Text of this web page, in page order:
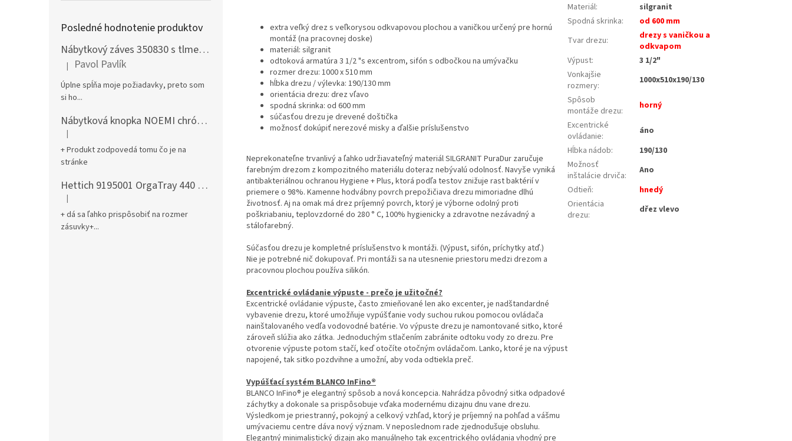
Posledné hodnotenie produktov
Nábytkový záves 350830 s tlmením naložený + podložka H0 na vrut
Hodnotenie produktu je 5 z 5 hviezdičiek.
| Pavol Pavlík
Úplne spĺňa moje požiadavky, preto som
si ho...
Nábytková knopka NOEMI chróm satén
Hodnotenie produktu je 5 z 5 hviezdičiek.
|
+ Produkt zodpovedá tomu čo je na
stránke
Hettich 9195001 OrgaTray 440 701-800/441-520 mm antracit
Hodnotenie produktu je 5 z 5 hviezdičiek.
|
+ dá sa ľahko prispôsobiť na rozmer
zásuvky+...
extra veľký drez s veľkorysou odkvapovou plochou a vaničkou určený pre hornú
montáž (na pracovnej doske)
materiál: silgranit
odtoková armatúra 3 1/2 "s excentrom, sifón s odbočkou na umývačku
rozmer drezu: 1000 x 510 mm
hĺbka drezu / výlevka: 190/130 mm
orientácia drezu: drez vľavo
spodná skrinka: od 600 mm
súčasťou drezu je drevené doštička
možnosť dokúpiť nerezové misky a ďalšie príslušenstvo
Neprekonateľne trvanlivý a ľahko udržiavateľný materiál SILGRANIT PuraDur zaručuje
farebným drezom z kompozitného materiálu doteraz nebývalú odolnosť. Navyše vyniká
antibakteriálnou ochranou Hygiene + Plus, ktorá podľa testov znižuje rast baktérií v
priemere o 98%. Kamenne hodvábny povrch prepožičiava drezu mimoriadne dlhú
životnosť. Aj na omak má drez príjemný povrch, ktorý je výborne odolný proti
poškriabaniu, teplovzdorné do 280 ° C, 100% hygienicky a zdravotne nezávadný a
stálofarebný.
Súčasťou drezu je kompletné príslušenstvo k montáži. (Výpust, sifón, príchytky atď.)
Nie je potrebné nič dokupovať. Pri montáži sa na utesnenie priestoru medzi drezom a
pracovnou plochou používa silikón.
Excentrické ovládanie výpuste - prečo je užitočné?
Excentrické ovládanie výpuste, často zmieňované len ako excenter, je nadštandardné
vybavenie drezu, ktoré umožňuje vypúšťanie vody suchou rukou pomocou ovládača
nainštalovaného vedľa vodovodné batérie. Vo výpuste drezu je namontované sitko, ktoré
zároveň slúžia ako zátka. Jednoduchým stlačením zabránite odtoku vody zo drezu. Pre
otvorenie výpuste potom stačí, keď otočíte otočným ovládačom. Lanko, ktoré je na výpust
napojené, tak sitko pozdvihne a umožní, aby voda odtiekla preč.
Vypúšťací systém BLANCO InFino®
BLANCO InFino® je elegantný spôsob a nová koncepcia. Nahrádza pôvodný sitka odpadové
záchytky a dokonale sa prispôsobuje vďaka modernému dizajnu dnu vane drezu.
Výsledkom je priestranný, pokojný a celkový vzhľad, ktorý je príjemný na pohľad a vášmu
umývaciemu centre dáva nový význam. V neposlednom rade zjednodušuje obsluhu.
Elegantný minimalistický dizajn ako manuálneho tak excentrického ovládania vhodný pre
Materiál:
silgranit
Spodná skrinka:
od 600 mm
Tvar drezu:
drezy s vaničkou a
odkvapom
Výpust:
3 1/2"
Vonkajšie
rozmery:
1000x510x190/130
Spôsob
montáže drezu:
horný
Excentrické
ovládanie:
áno
Hĺbka nádob:
190/130
Možnosť
inštalácie drviča:
Ano
Odtieň:
hnedý
Orientácia
drezu: dřez vlevo